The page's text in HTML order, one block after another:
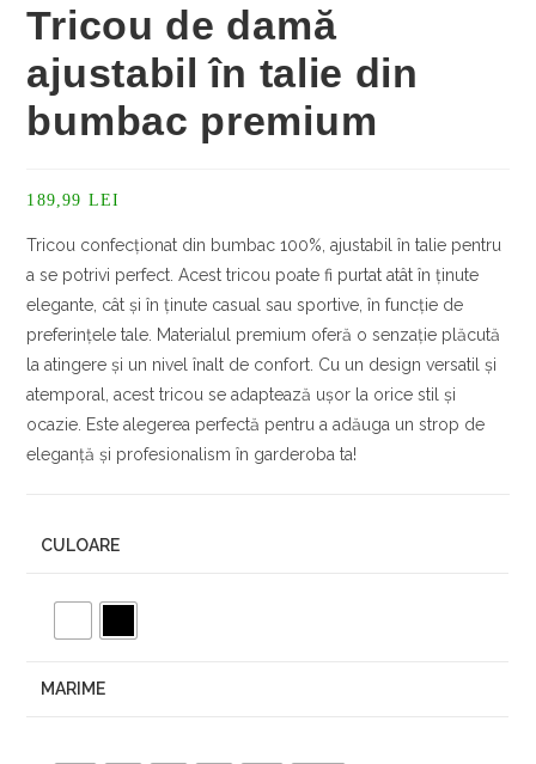
Tricou de damă
ajustabil în talie din
bumbac premium
189,99 LEI
Tricou confecționat din bumbac 100%, ajustabil în talie pentru
a se potrivi perfect. Acest tricou poate fi purtat atât în ținute
elegante, cât și în ținute casual sau sportive, în funcție de
preferințele tale. Materialul premium oferă o senzație plăcută
la atingere și un nivel înalt de confort. Cu un design versatil și
atemporal, acest tricou se adaptează ușor la orice stil și
ocazie. Este alegerea perfectă pentru a adăuga un strop de
eleganță și profesionalism în garderoba ta!
CULOARE
MARIME